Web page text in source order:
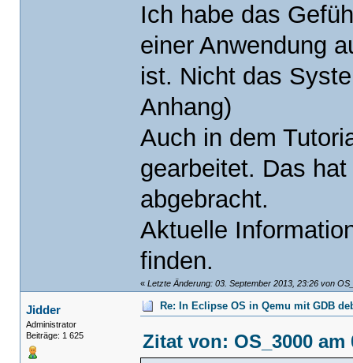
Ich habe das
einer Anwendung
ist. Nicht das
Anhang)
Auch in dem
gearbeitet. Das
abgebracht.
Aktuelle
finden.
« Letzte Änderung: 03. September 2013, 23:26 von
Jidder
Administrator
Beiträge: 1 625
Re: In Eclipse OS in Qemu mit GDB
Zitat von: OS_3000 am